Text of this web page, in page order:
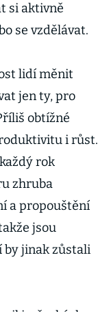
si aktivně
se vzdělávat.
lidí měnit
jen ty, pro
obtížné
i růst.
rok
zhruba
a propouštění
jsou
by jinak zůstali